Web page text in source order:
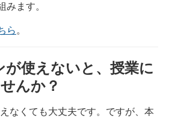
ます。
ら。
使えないと、授業に
んか？
なくても大丈夫です。ですが、本